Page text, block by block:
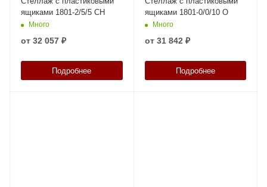
ящиками 1801-2/5/5 CH
Много
от 32 057 ₽
Подробнее
ящиками 1801-0/0/10 О
Много
от 31 842 ₽
Подробнее